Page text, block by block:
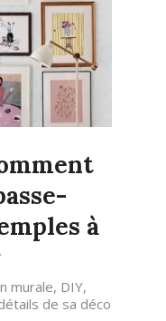
à
murale, DIY,
de sa déco